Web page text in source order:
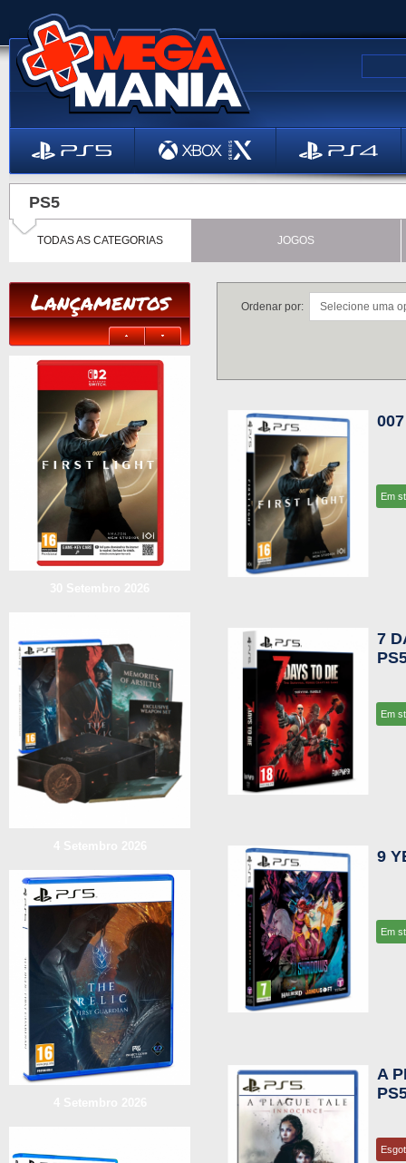
PS5
TODAS AS CATEGORIAS JOGOS
Lançamentos Ordenar por:
Em
7
Em
9
Em
A